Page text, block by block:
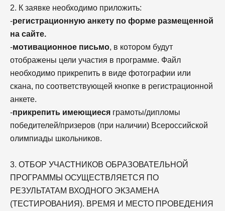
2. К заявке необходимо приложить:
-регистрационную анкету по форме размещенной
на сайте.
-мотивационное письмо, в котором будут
отображены цели участия в программе. Файл
необходимо прикрепить в виде фотографии или
скана, по соответствующей кнопке в регистрационной
анкете.
-прикрепить имеющиеся грамоты/дипломы
победителей/призеров (при наличии) Всероссийской
олимпиады школьников.
3. ОТБОР УЧАСТНИКОВ ОБРАЗОВАТЕЛЬНОЙ
ПРОГРАММЫ ОСУЩЕСТВЛЯЕТСЯ ПО
РЕЗУЛЬТАТАМ ВХОДНОГО ЭКЗАМЕНА
(ТЕСТИРОВАНИЯ). ВРЕМЯ И МЕСТО ПРОВЕДЕНИЯ